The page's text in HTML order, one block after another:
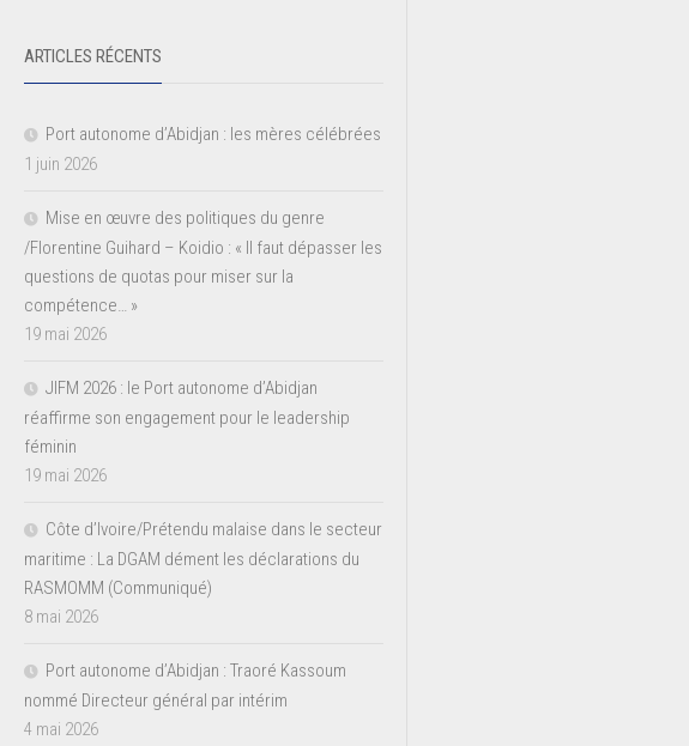
ARTICLES RÉCENTS
Port autonome d’Abidjan : les mères célébrées
1 juin 2026
Mise en œuvre des politiques du genre
/Florentine Guihard – Koidio : « Il faut dépasser les
questions de quotas pour miser sur la
compétence… »
19 mai 2026
JIFM 2026 : le Port autonome d’Abidjan
réaffirme son engagement pour le leadership
féminin
19 mai 2026
Côte d’Ivoire/Prétendu malaise dans le secteur
maritime : La DGAM dément les déclarations du
RASMOMM (Communiqué)
8 mai 2026
Port autonome d’Abidjan : Traoré Kassoum
nommé Directeur général par intérim
4 mai 2026